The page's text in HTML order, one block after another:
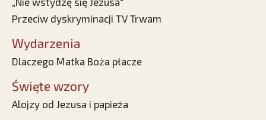
Przeciw dyskryminacji TV Trwam
Wydarzenia
Dlaczego Matka Boża płacze
Święte wzory
Alojzy od Jezusa i papieża